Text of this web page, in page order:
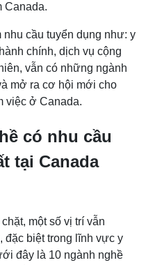
Canada.
cầu tuyển dụng như: y
chính, dịch vụ cộng
vẫn có những ngành
mở ra cơ hội mới cho
việc ở Canada.
có nhu cầu
tại Canada
một số vị trí vẫn
biệt trong lĩnh vực y
đây là 10 ngành nghề